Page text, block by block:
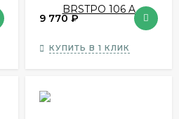
9 770₽
КУПИТЬ В 1 КЛИК